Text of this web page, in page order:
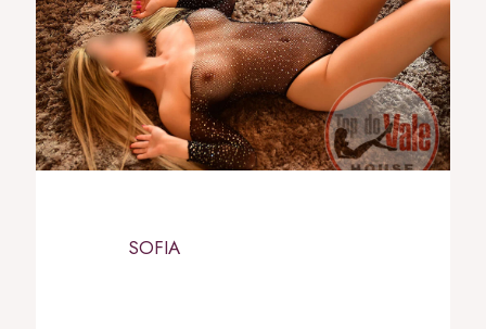
SOFIA